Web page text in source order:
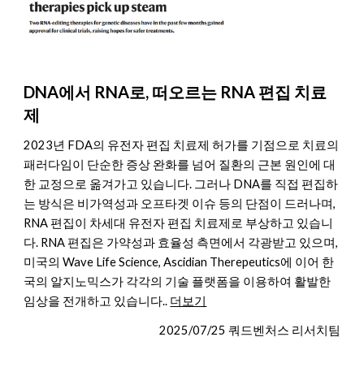
DNA에서 RNA로, 떠오르는 RNA 편집 치료
제
2023년 FDA의 유전자 편집 치료제 허가를 기점으로 치료의
패러다임이 단순한 증상 완화를 넘어 질환의 근본 원인에 대
한 교정으로 옮겨가고 있습니다. 그러나 DNA를 직접 편집하
는 방식은 비가역성과 오프타겟 이슈 등의 단점이 드러나며,
RNA 편집이 차세대 유전자 편집 치료제로 부상하고 있습니
다. RNA 편집은 가약성과 효율성 측면에서 각광받고 있으며,
미국의 Wave Life Science, Ascidian Therepeutics에 이어 한
국의 알지노믹스가 각각의 기술 플랫폼을 이용하여 활발한
임상을 전개하고 있습니다.. 더보기
2025/07/25 쿼드벤처스 리서치팀